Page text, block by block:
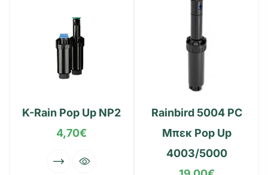
K-Rain Pop Up NP2
4,70€
Rainbird 5004 PC
Μπεκ Pop Up
4003/5000